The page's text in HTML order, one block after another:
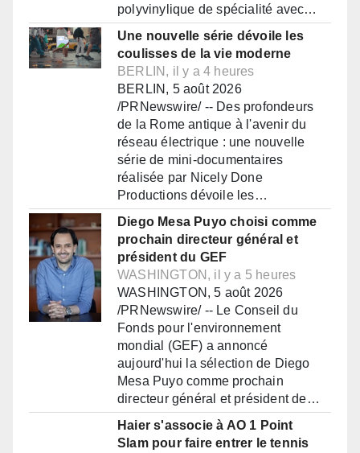
polyvinylique de spécialité avec…
Une nouvelle série dévoile les
coulisses de la vie moderne
BERLIN, il y a 4 heures
BERLIN, 5 août 2026
/PRNewswire/ -- Des profondeurs
de la Rome antique à l'avenir du
réseau électrique : une nouvelle
série de mini-documentaires
réalisée par Nicely Done
Productions dévoile les…
Diego Mesa Puyo choisi comme
prochain directeur général et
président du GEF
WASHINGTON, il y a 5 heures
WASHINGTON, 5 août 2026
/PRNewswire/ -- Le Conseil du
Fonds pour l'environnement
mondial (GEF) a annoncé
aujourd'hui la sélection de Diego
Mesa Puyo comme prochain
directeur général et président de…
Haier s'associe à AO 1 Point
Slam pour faire entrer le tennis